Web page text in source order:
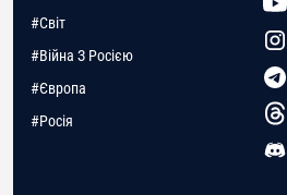
#Світ
#Війна З Росією
#Європа
#Росія